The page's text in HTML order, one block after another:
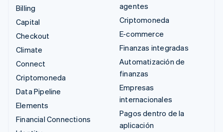
Billing
Capital
Checkout
Climate
Connect
Criptomoneda
Data Pipeline
Elements
Financial Connections
agentes
Criptomoneda
E-commerce
Finanzas integradas
Automatización de
finanzas
Empresas
internacionales
Pagos dentro de la
aplicación